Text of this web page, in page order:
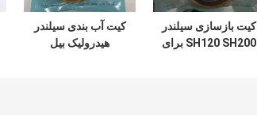
کیت بازسازی سیلندر
SH120 SH200 برای
کیت آب بندی سیلندر
هیدرولیک بیل